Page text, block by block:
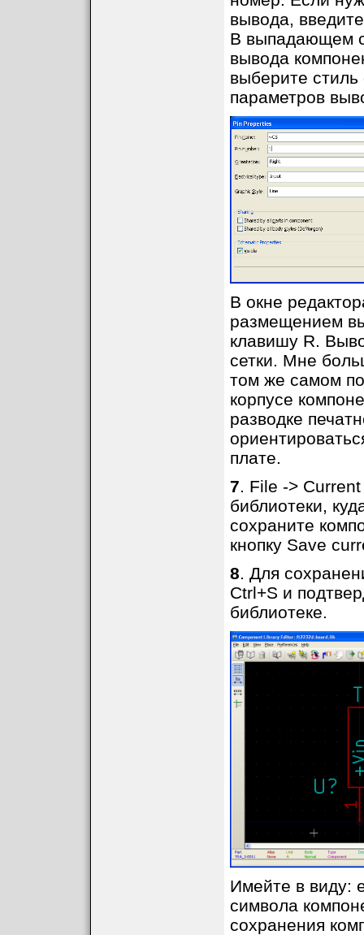
вывода,
В выпадающем
вывода
выберите
параметров
В окне
размещением
клавишу R.
сетки. Мне
том же самом
корпусе
разводке
плате.
7. File ->
библиотеки,
сохраните
кнопку Save
8. Для
Ctrl+S и
библиотеке.
Имейте в виду:
символа
сохранения